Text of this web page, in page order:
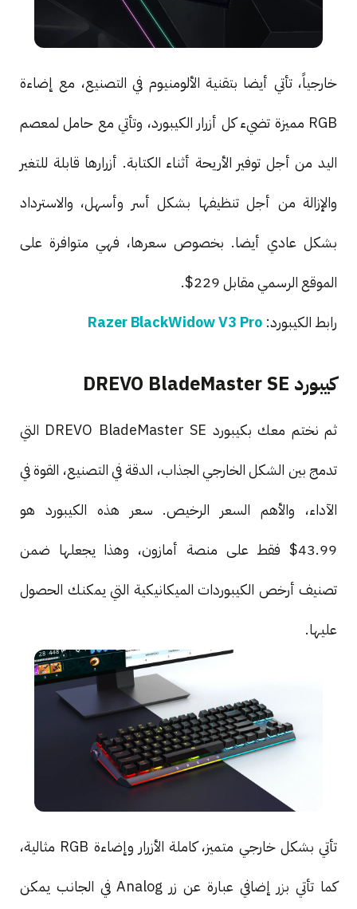
خارجياً، تأتي أيضا بتقنية الألومنيوم في التصنيع، مع إضاءة
RGB مميزة تضيء كل أزرار الكيبورد، وتأتي مع حامل لمعصم
اليد من أجل توفير الأريحة أثناء الكتابة. أزرارها قابلة للتغير
والإزالة من أجل تنظيفها بشكل أسر وأسهل، والاسترداد
بشكل عادي أيضا. بخصوص سعرها، فهي متوافرة على
الموقع الرسمي مقابل 229$.
رابط الكيبورد: Razer BlackWidow V3 Pro
كيبورد DREVO BladeMaster SE
ثم نختم معك بكيبورد DREVO BladeMaster SE التي
تدمج بين الشكل الخارجي الجذاب، الدقة في التصنيع، القوة في
الآداء، والأهم السعر الرخيص. سعر هذه الكيبورد هو
43.99$ فقط على منصة أمازون، وهذا يجعلها ضمن
تصنيف أرخص الكيبوردات الميكانيكية التي يمكنك الحصول
عليها.
تأتي بشكل خارجي متميز، كاملة الأزرار وإضاءة RGB مثالية،
كما تأتي بزر إضافي عبارة عن زر Analog في الجانب يمكن